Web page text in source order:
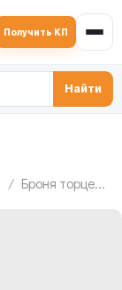
Получить КП
Найти
Броня торцевых стенок MEKA MB 2.0 ATW, 1004233